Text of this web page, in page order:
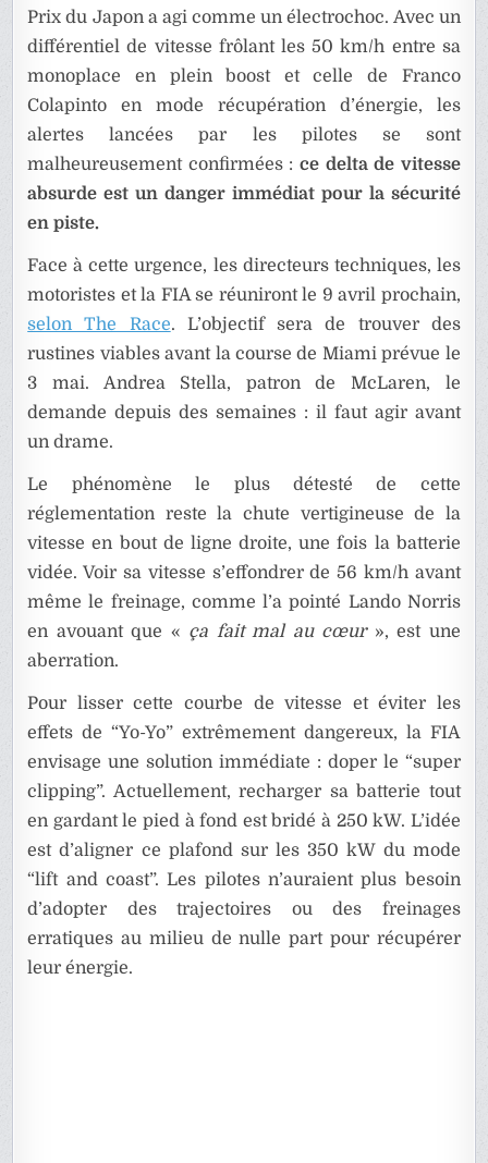
Prix du Japon a agi comme un électrochoc. Avec un
différentiel de vitesse frôlant les 50 km/h entre sa
monoplace en plein boost et celle de Franco
Colapinto en mode récupération d’énergie, les
alertes lancées par les pilotes se sont
malheureusement confirmées : ce delta de vitesse
absurde est un danger immédiat pour la sécurité
en piste.
Face à cette urgence, les directeurs techniques, les
motoristes et la FIA se réuniront le 9 avril prochain,
selon The Race. L’objectif sera de trouver des
rustines viables avant la course de Miami prévue le
3 mai. Andrea Stella, patron de McLaren, le
demande depuis des semaines : il faut agir avant
un drame.
Le phénomène le plus détesté de cette
réglementation reste la chute vertigineuse de la
vitesse en bout de ligne droite, une fois la batterie
vidée. Voir sa vitesse s’effondrer de 56 km/h avant
même le freinage, comme l’a pointé Lando Norris
en avouant que « ça fait mal au cœur», est une
aberration.
Pour lisser cette courbe de vitesse et éviter les
effets de “Yo-Yo” extrêmement dangereux, la FIA
envisage une solution immédiate : doper le “super
clipping”. Actuellement, recharger sa batterie tout
en gardant le pied à fond est bridé à 250 kW. L’idée
est d’aligner ce plafond sur les 350 kW du mode
“lift and coast”. Les pilotes n’auraient plus besoin
d’adopter des trajectoires ou des freinages
erratiques au milieu de nulle part pour récupérer
leur énergie.